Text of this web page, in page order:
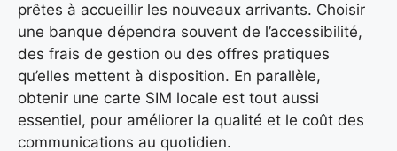
prêtes à accueillir les nouveaux arrivants. Choisir
une banque dépendra souvent de l’accessibilité,
des frais de gestion ou des offres pratiques
qu’elles mettent à disposition. En parallèle,
obtenir une carte SIM locale est tout aussi
essentiel, pour améliorer la qualité et le coût des
communications au quotidien.